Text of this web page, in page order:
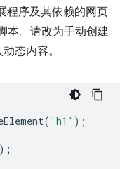
程序及其依赖的网页
本。请改为手动创建
态内容。
( 'h1' );
);